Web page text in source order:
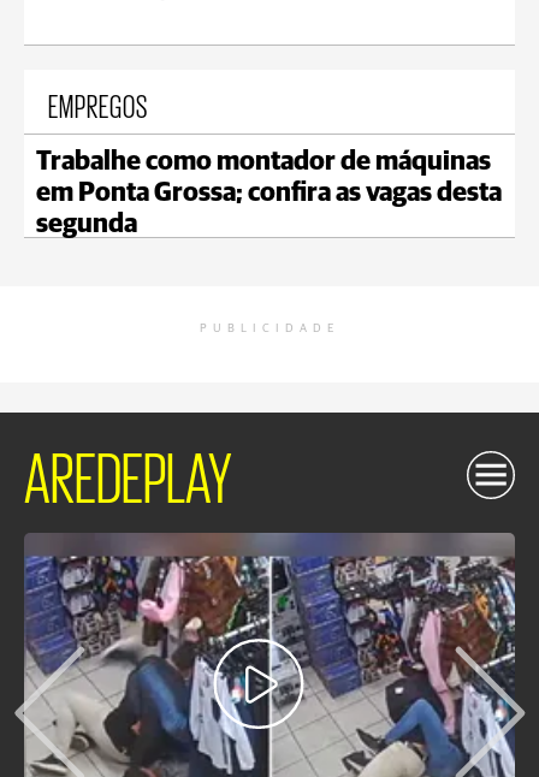
EMPREGOS
Trabalhe como montador de máquinas
em Ponta Grossa; confira as vagas desta
segunda
PUBLICIDADE
AREDEPLAY